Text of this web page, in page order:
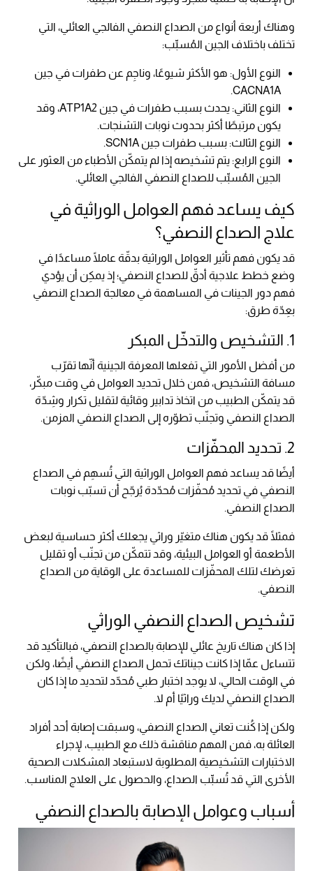
وهناك أربعة أنواع من الصداع النصفي الفالجي العائلي، التي
تختلف باختلاف الجين المُسبِّب:
النوع الأول: هو الأكثر شيوعًا، وناجِم عن طفرات في جين
CACNA1A.
النوع الثاني: يحدث بسبب طفرات في جين ATP1A2، وقد
يكون مرتبطًا أكثر بحدوث نوبات التشنجات.
النوع الثالث: بسبب طفرات جين SCN1A.
النوع الرابع: يتم تشخيصه إذا لم يتمكّن الأطباء من العثور على
الجين المُسبِّب للصداع النصفي الفالجي العائلي.
كيف يساعد فهم العوامل الوراثية في
علاج الصداع النصفي؟
قد يكون فهم تأثير العوامل الوراثية بدقّة عاملًا مساعدًا في
وضع خطط علاجية أدقّ للصداع النصفي؛ إذ يمكِن أن يؤدي
فهم دور الجينات في المساهمة في معالجة الصداع النصفي
بعِدّة طرق:
1. التشخيص والتدخّل المبكر
من أفضل الأمور التي تفعلها المعرفة الجينية أنّها تقرّب
مسافة التشخيص، فمن خلال تحديد العوامل في وقت مبكّر،
قد يتمكّن الطبيب من اتخاذ تدابير وقائية لتقليل تكرار وشِدّة
الصداع النصفي وتجنّب تطوّره إلى الصداع النصفي المزمن.
2. تحديد المحفّزات
أيضًا قد يساعد فهم العوامل الوراثية التي تُسهِم في الصداع
النصفي في تحديد مُحفّزات مُحدّدة يُرجّح أن تسبّب نوبات
الصداع النصفي.
فمثلًا قد يكون هناك متغيّر وراثي يجعلك أكثر حساسية لبعض
الأطعمة أو العوامل البيئية، وقد تتمكّن من تجنّب أو تقليل
تعرضك لتلك المحفّزات للمساعدة على الوقاية من الصداع
النصفي.
تشخيص الصداع النصفي الوراثي
إذا كان هناك تاريخ عائلي للإصابة بالصداع النصفي، فبالتأكيد قد
تتساءل عمّا إذا كانت جيناتك تحمل الصداع النصفي أيضًا، ولكن
في الوقت الحالي، لا يوجد اختبار طبي مُحدّد لتحديد ما إذا كان
الصداع النصفي لديك وراثيًا أم لا.
ولكن إذا كُنت تعاني الصداع النصفي، وسبقت إصابة أحد أفراد
العائلة به، فمن المهم مناقشة ذلك مع الطبيب، لإجراء
الاختبارات التشخيصية المطلوبة لاستبعاد المشكلات الصحية
الأخرى التي قد تُسبِّب الصداع، والحصول على العلاج المناسب.
أسباب وعوامل الإصابة بالصداع النصفي